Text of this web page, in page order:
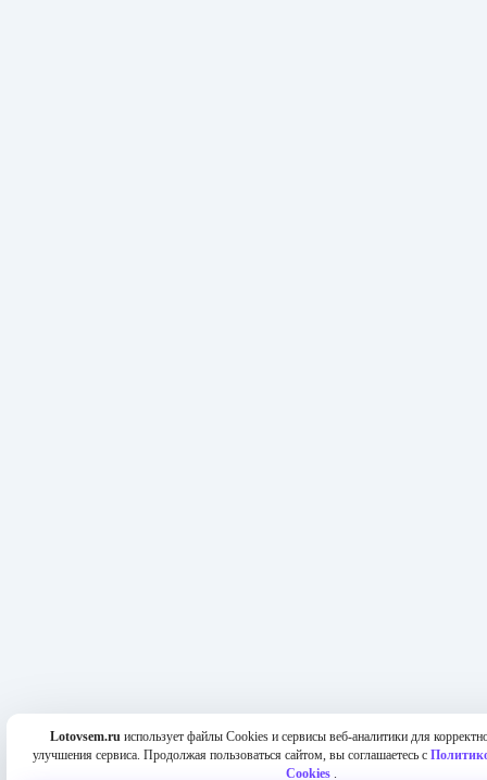
Lotovsem.ru использует файлы Cookies и сервисы веб-аналитики для
улучшения сервиса. Продолжая пользоваться сайтом, вы соглашаетесь с
Cookies .